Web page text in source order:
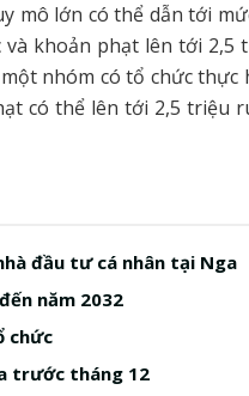
mô lớn có thể dẫn tới
khoản phạt lên tới 2,5
nhóm có tổ chức thực
có thể lên tới 2,5 triệu
đầu tư cá nhân tại Nga
năm 2032
chức
trước tháng 12